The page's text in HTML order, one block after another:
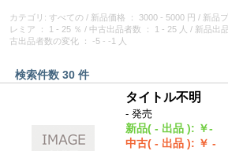
カテゴリ: すべての / 新品価格 ： 3000 - 5000 円 / 新品
レミア
： 1 - 25 ％ / 中古出品者数 ： 1 - 25 人 / 新品出
古出品者数の変化
： -5 - -1 人
検索件数 30 件
タイトル不明
- 発売
新品( - 出品 ): ￥-
中古( - 出品 ): ￥ -